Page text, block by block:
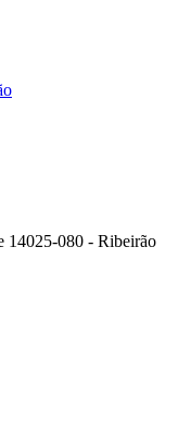
14025-080 - Ribeirão